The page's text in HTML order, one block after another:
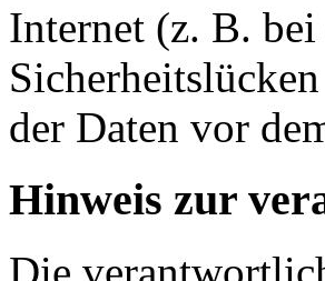
Internet (z. B.
der Daten vor
Hinweis zur
Die